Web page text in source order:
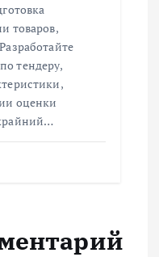
товаров,
тендеру,
оценки